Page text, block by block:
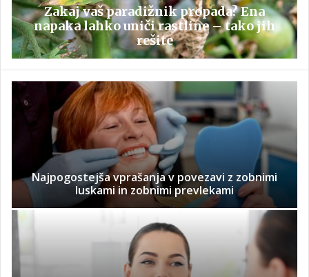
Zakaj vaš paradižnik propada? Ena
napaka lahko uniči rastline – tako jih
rešite
Najpogostejša vprašanja v povezavi z zobnimi
luskami in zobnimi prevlekami